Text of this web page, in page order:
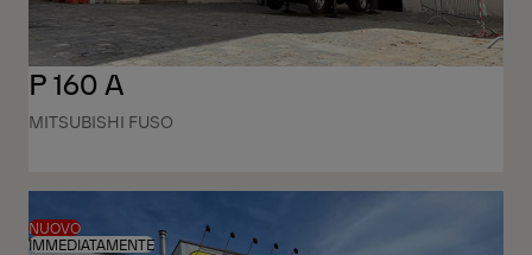
P 160 A
MITSUBISHI FUSO
NUOVO
IMMEDIATAMENTE